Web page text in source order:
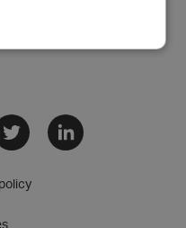
LinkedIn
kan inte
nödvändiga cookies.